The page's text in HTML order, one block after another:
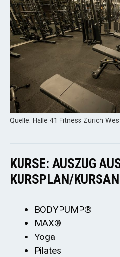
Quelle: Halle 41 Fitness Zürich
KURSE: AUSZUG
KURSPLAN/
BODYPUMP®
MAX®
Yoga
Pilates